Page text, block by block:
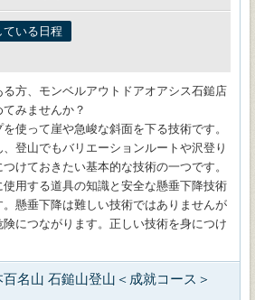
いる日程
方、モンベルアウトドアオアシス石鎚店
みませんか？
を使って崖や急峻な斜面を下る技術です。
登山でもバリエーションルートや沢登り
けておきたい基本的な技術の一つです。
用する道具の知識と安全な懸垂下降技術
懸垂下降は難しい技術ではありませんが
につながります。正しい技術を身につけ
名山 石鎚山登山＜成就コース＞